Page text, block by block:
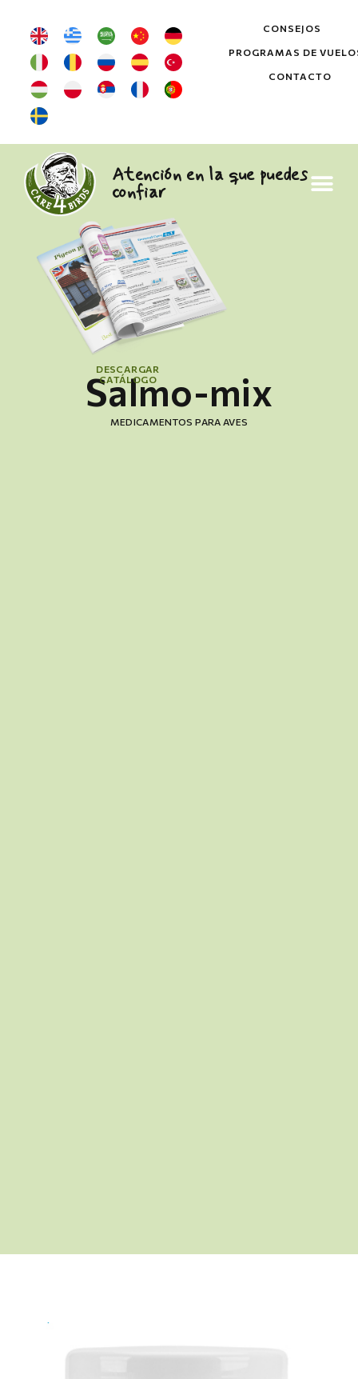
CONSEJOS
PROGRAMAS DE
CONTACTO
Atención en la que puedes
confiar
DESCARGAR
CATÁLOGO
Salmo-mix
MEDICAMENTOS PARA AVES